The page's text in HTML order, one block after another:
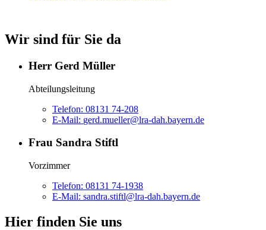
Wir sind für Sie da
Herr Gerd Müller
Abteilungsleitung
Telefon: 08131 74-208
E-Mail: gerd.mueller@lra-dah.bayern.de
Frau Sandra Stiftl
Vorzimmer
Telefon: 08131 74-1938
E-Mail: sandra.stiftl@lra-dah.bayern.de
Hier finden Sie uns